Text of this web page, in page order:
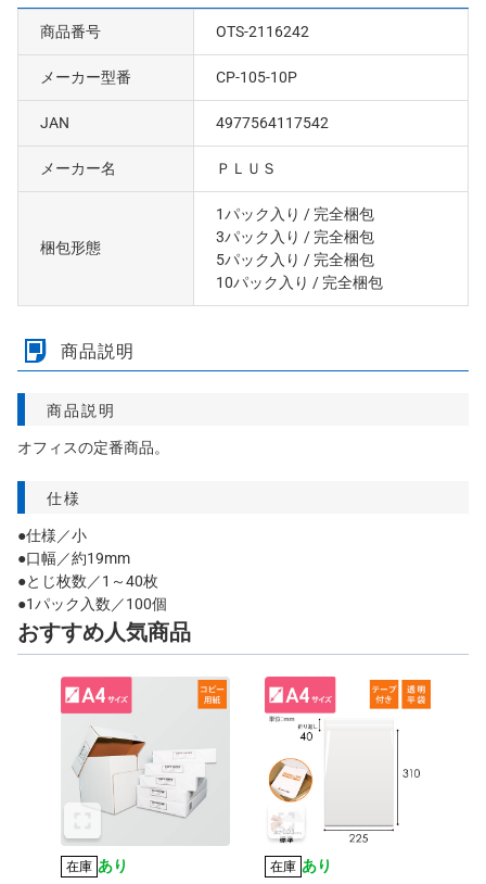
商品番号 OTS-2116242
メーカー型番 CP-105-10P
JAN 4977564117542
メーカー名 ＰＬＵＳ
梱包形態
1パック入り / 完全梱包
3パック入り / 完全梱包
5パック入り / 完全梱包
10パック入り / 完全梱包
商品説明
商品説明
オフィスの定番商品。
仕様
●仕様／小
●口幅／約19mm
●とじ枚数／1～40枚
●1パック入数／100個
おすすめ人気商品
在庫 あり 在庫 あり